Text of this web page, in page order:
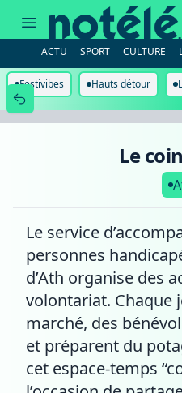
soupe
ACTU SPORT CULTURE
Festivibes Hauts détour
Le
Le service
personnes
d’Ath organise des
volontariat. Chaque
marché, des
et préparent du
cet espace-temps